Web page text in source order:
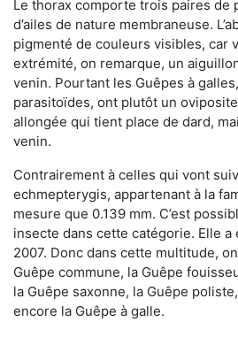
Le thorax comporte trois paires de
d’ailes de nature membraneuse.
pigmenté de couleurs visibles, car
extrémité, on remarque, un
venin. Pourtant les Guêpes à
parasitoïdes, ont plutôt un
allongée qui tient place de dard,
venin.
Contrairement à celles qui vont
echmepterygis, appartenant à la
mesure que 0.139 mm. C’est
insecte dans cette catégorie. Elle
2007. Donc dans cette multitude,
Guêpe commune, la Guêpe
la Guêpe saxonne, la Guêpe
encore la Guêpe à galle.